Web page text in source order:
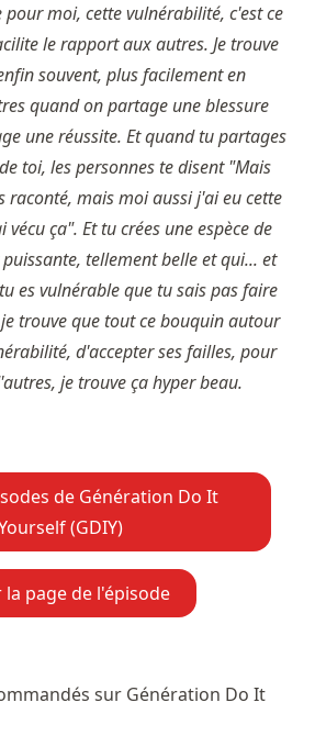
pour moi, cette vulnérabilité, c'est ce
le rapport aux autres. Je trouve
souvent, plus facilement en
quand on partage une blessure
une réussite. Et quand tu partages
toi, les personnes te disent "Mais
raconté, mais moi aussi j'ai eu cette
ça". Et tu crées une espèce de
tellement belle et qui... et
es vulnérable que tu sais pas faire
trouve que tout ce bouquin autour
d'accepter ses failles, pour
je trouve ça hyper beau.
de Génération Do It
(GDIY)
la page de l'épisode
sur Génération Do It